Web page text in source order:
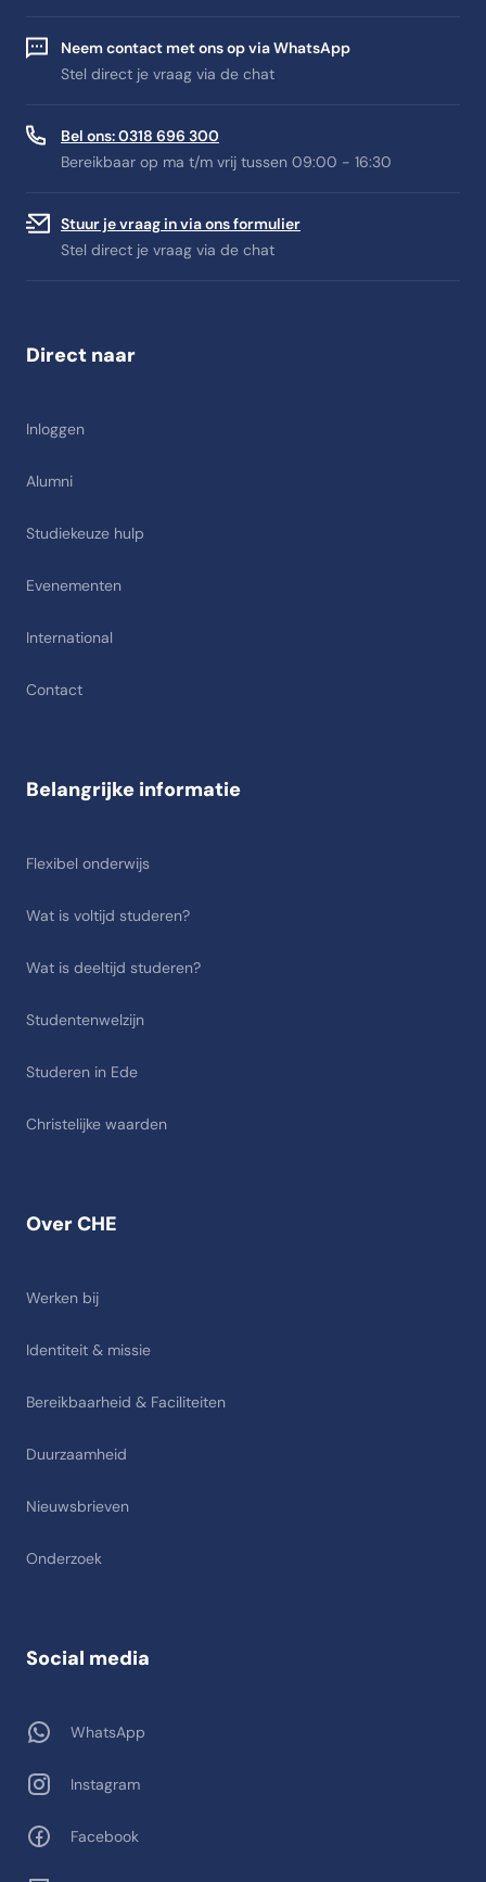
Neem contact met ons op via WhatsApp
Stel direct je vraag via de chat
Bel ons: 0318 696 300
Bereikbaar op ma t/m vrij tussen 09:00 - 16:30
Stuur je vraag in via ons formulier
Stel direct je vraag via de chat
Direct naar
Inloggen
Alumni
Studiekeuze hulp
Evenementen
International
Contact
Over CHE
Werken bij
Identiteit & missie
Bereikbaarheid & Faciliteiten
Duurzaamheid
Nieuwsbrieven
Onderzoek
Belangrijke informatie
Flexibel onderwijs
Wat is voltijd studeren?
Wat is deeltijd studeren?
Studentenwelzijn
Studeren in Ede
Christelijke waarden
Social media
WhatsApp
Instagram
Facebook